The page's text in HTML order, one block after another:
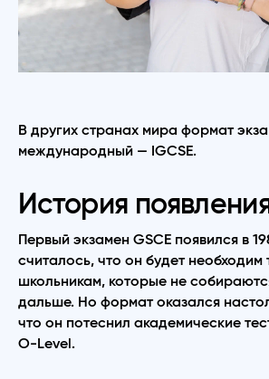
В других странах мира формат
международный — IGCSE.
История
Первый экзамен GSCE появился в
считалось, что он будет необходим
школьникам, которые не
дальше. Но формат оказался
что он потеснил академические
O-Level.